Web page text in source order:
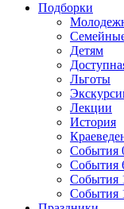
Подборки
Детям
Льготы
Лекции
История
События
События
События
События